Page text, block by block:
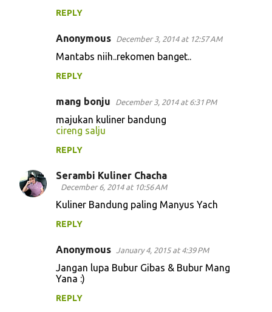
REPLY
Anonymous December 3, 2014 at 12:57 AM
Mantabs niih..rekomen banget..
REPLY
mang bonju December 3, 2014 at 6:31 PM
majukan kuliner bandung
cireng salju
REPLY
Serambi Kuliner Chacha
December 6, 2014 at 10:56 AM
Kuliner Bandung paling Manyus Yach
REPLY
Anonymous January 4, 2015 at 4:39 PM
Jangan lupa Bubur Gibas & Bubur Mang
Yana :)
REPLY